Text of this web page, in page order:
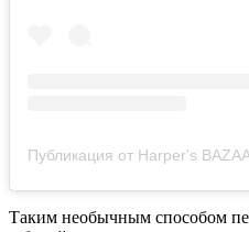
Таким необычным способом